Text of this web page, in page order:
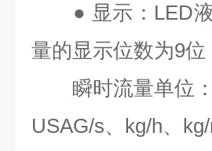
● 显示： LED
量的显示位数为9位
瞬时流量单位：
USAG/s、 kg/h、